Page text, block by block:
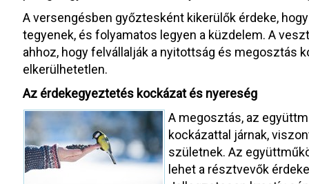
A versengésben győztesként kikerülők érdeke,
tegyenek, és folyamatos legyen a küzdelem. A
ahhoz, hogy felvállalják a nyitottság és megosztás
elkerülhetetlen.
Az érdekegyeztetés kockázat és nyereség
A megosztás, az
kockázattal járnak,
születnek. Az
lehet a résztvevők